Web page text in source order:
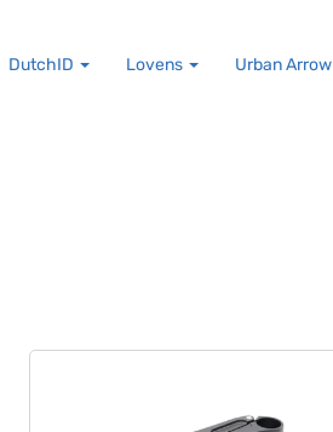
DutchID Lovens Urban Arrow